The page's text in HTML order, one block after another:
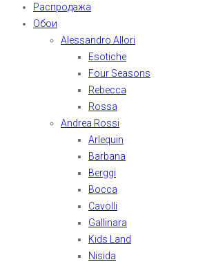
Распродажа
Обои
Alessandro Allori
Esotiche
Four Seasons
Rebecca
Rossa
Andrea Rossi
Arlequin
Barbana
Berggi
Bocca
Cavolli
Gallinara
Kids Land
Nisida